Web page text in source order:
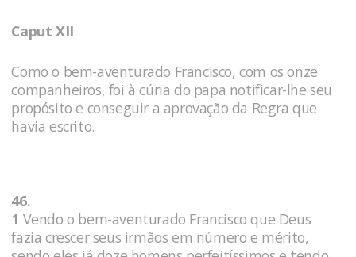
Caput XII
Como o bem-aventurado Francisco, com os onze
companheiros, foi à cúria do papa notificar-lhe seu
propósito e conseguir a aprovação da Regra que
havia escrito.
46.
1 Vendo o bem-aventurado Francisco que Deus
fazia crescer seus irmãos em número e mérito,